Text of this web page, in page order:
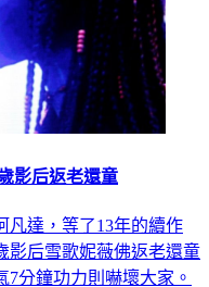
影后返老還童
凡達，等了13年的續作
影后雪歌妮薇佛返老還童
分鐘功力則嚇壞大家。